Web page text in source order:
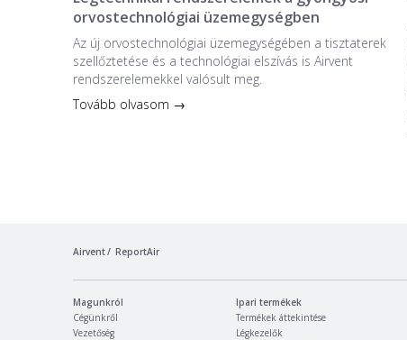
orvostechnológiai üzemegységben
Az új orvostechnológiai üzem­egységében a tiszta­terek
szellőztetése és a technológiai elszívás is Airvent
rendszerelemekkel valósult meg.
Tovább olvasom →
Airvent ReportAir
Magunkról
Cégünkről
Vezetőség
Ipari termékek
Termékek áttekintése
Légkezelők